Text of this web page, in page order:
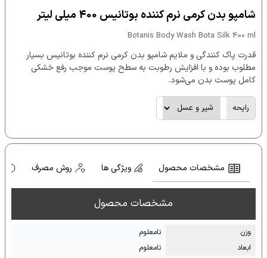
شامپو بدن کرمی نرم کننده بوتانیس 400 میلی لیتر
Botanis Body Wash Bota Silk 400 ml
قدرت پاک کنندگی و ملایم شامپو بدن کرمی نرم کننده بوتانیس بسیار
مطلوب بوده و با افزایش رطوبت به سطح پوست موجب رفع خشکی
کامل پوست بدن می‌شود.
رایحه
مشخصات محصول ویژگی ها روش مصرف
مشخصات محصول
وزن
نامعلوم
ابعاد
نامعلوم